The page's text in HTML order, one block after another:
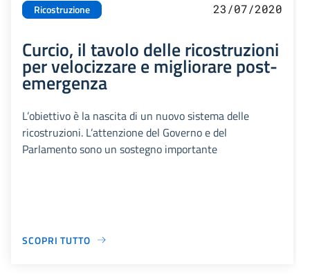
Ricostruzione 23/07/2020
Curcio, il tavolo delle ricostruzioni
per velocizzare e migliorare post-
emergenza
L’obiettivo è la nascita di un nuovo sistema delle
ricostruzioni. L’attenzione del Governo e del
Parlamento sono un sostegno importante
SCOPRI TUTTO